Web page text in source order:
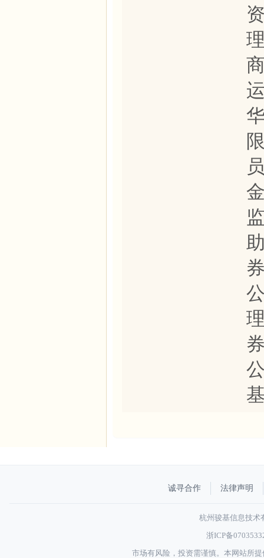
诚寻合作 法律声明
杭州骏基信息技术
浙ICP备
市场有风险，投资需谨慎。本网站所